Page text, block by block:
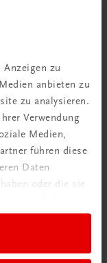
zu
anbieten zu
zu analysieren.
Verwendung
Medien,
führen diese
Daten
oder die sie